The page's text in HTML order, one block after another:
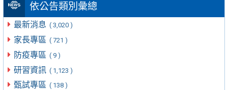
依公告類別彙總
最新消息 ( 3,020 )
家長專區 ( 721 )
防疫專區 ( 9 )
研習資訊 ( 1,123 )
甄試專區 ( 138 )